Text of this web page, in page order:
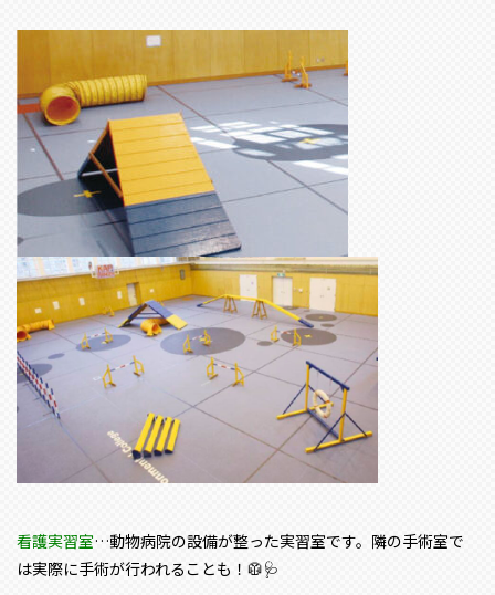
看護実習室…動物病院の設備が整った実習室です。隣の手術室で
は実際に手術が行われることも！🥼🩺